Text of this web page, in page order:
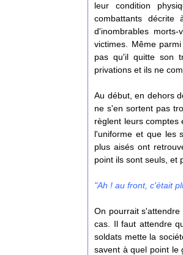
leur condition
combattants
d'inombrables
victimes. Même
pas qu'il quitte son
privations et ils ne
Au début, en dehors
ne s'en sortent pas
règlent leurs comptes
l'uniforme et que les
plus aisés ont
point ils sont seuls, et
"Ah ! au front, c'était
On pourrait
cas. Il faut attendre
soldats mette la
savent à quel point le